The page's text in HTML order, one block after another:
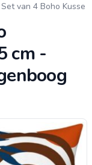
van 4 Boho Kusse
en Regenboog Desig
cm -